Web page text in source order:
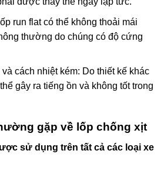
run flat có thể không thoải mái
thường do chúng có độ cứng
cách nhiệt kém: Do thiết kế khác
gây ra tiếng ồn và không tốt trong
gặp về lốp chống xịt
sử dụng trên tất cả các loại xe